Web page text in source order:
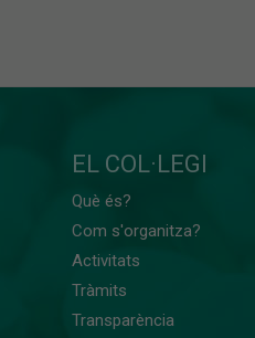
EL COL·LEGI
Què és?
Com s'organitza?
Activitats
Tràmits
Transparència